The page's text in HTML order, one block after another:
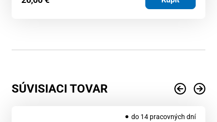
SÚVISIACI TOVAR
do 14 pracovných dní